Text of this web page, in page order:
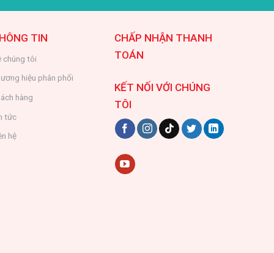
TIN
chúng tôi
hiệu phân phối
hàng
tức
hệ
CHẤP NHẬN THANH
TOÁN
KẾT NỐI VỚI CHÚNG
TÔI